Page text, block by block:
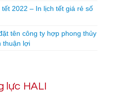
tết 2022 – In lịch tết giá rẻ số
tên công ty hợp phong thủy
thuận lợi
lực HALI